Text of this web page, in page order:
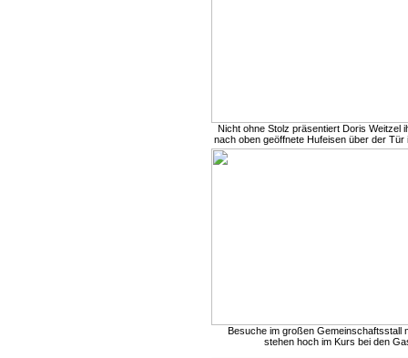
Nicht ohne Stolz präsentiert Doris Weitzel
nach oben geöffnete Hufeisen über der Tür
Besuche im großen Gemeinschaftsstall
stehen hoch im Kurs bei den